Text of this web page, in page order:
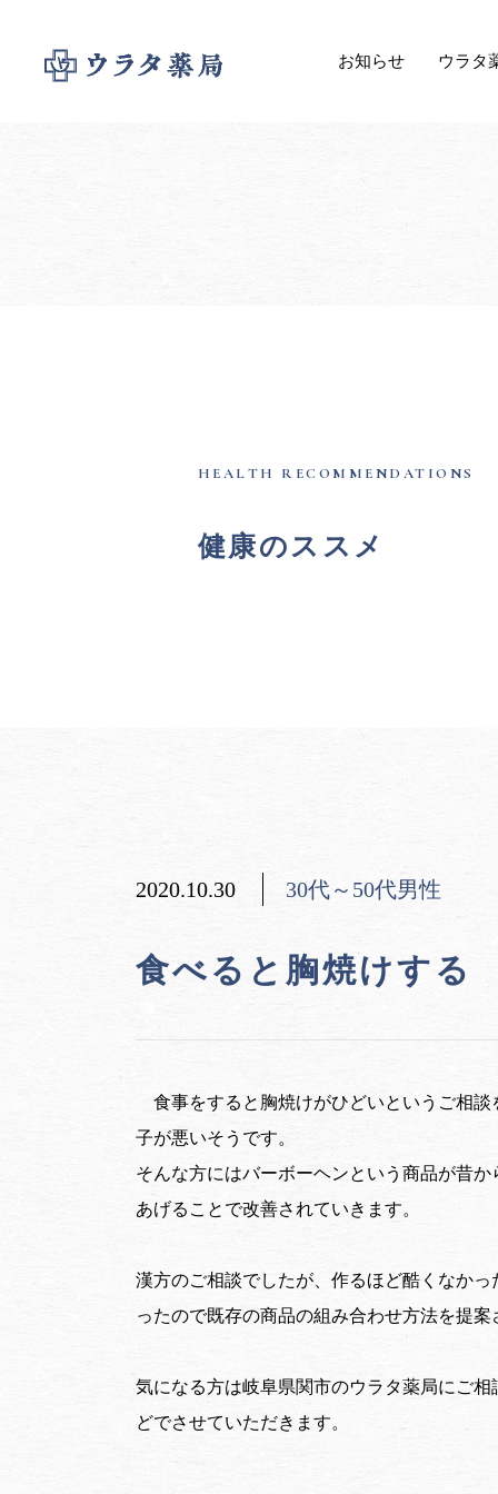
お知らせ ウラタ
健康のススメ
2020.10.30 30代～50代男性
食べると胸焼けする
食事をすると胸焼けがひどいというご相
子が悪いそうです。
そんな方にはバーボーヘンという商品が昔
あげることで改善されていきます。
漢方のご相談でしたが、作るほど酷くなか
ったので既存の商品の組み合わせ方法を提
気になる方は岐阜県関市のウラタ薬局にご
どでさせていただきます。